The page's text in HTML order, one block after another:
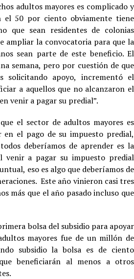
adultos mayores es complicado y
el 50 por ciento obviamente tiene
que sean residentes de colonias
ampliar la convocatoria para que la
sean parte de este beneficio. El
semana, pero por cuestión de que
solicitando apoyo, incrementó el
a aquellos que no alcanzaron el
venir a pagar su predial”.
el sector de adultos mayores es
en el pago de su impuesto predial,
deberíamos de aprender es la
venir a pagar su impuesto predial
eso es algo que deberíamos de
Este año vinieron casi tres
más que el año pasado incluso que
bolsa del subsidio para apoyar
mayores fue de un millón de
subsidio la bolsa es de ciento
beneficiarán al menos a otros